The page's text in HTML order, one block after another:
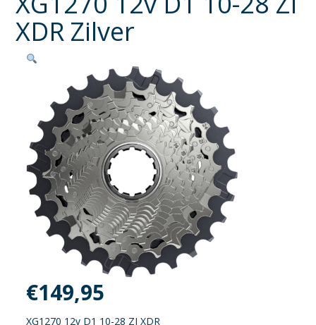
XDR Zilver
€149,95
XG1270 12v D1 10-28 ZI XDR